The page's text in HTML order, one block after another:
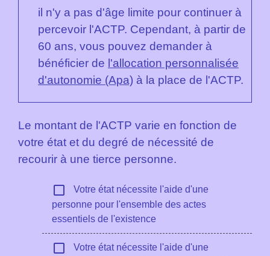
il n'y a pas d'âge limite pour continuer à
percevoir l'ACTP. Cependant, à partir de
60 ans, vous pouvez demander à
bénéficier de l'allocation personnalisée
d'autonomie (Apa) à la place de l'ACTP.
Le montant de l'ACTP varie en fonction de
votre état et du degré de nécessité de
recourir à une tierce personne.
check_box_outline_blank
Votre état nécessite l'aide d'une
personne pour l'ensemble des actes
essentiels de l'existence
check_box_outline_blank
Votre état nécessite l'aide d'une